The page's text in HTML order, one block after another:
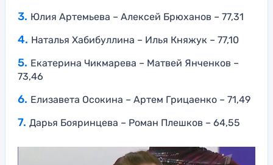
Юлия Артемьева – Алексей Брюханов – 77,31
Наталья Хабибуллина – Илья Княжук – 77,10
Екатерина Чикмарева – Матвей Янченков –
73,46
Елизавета Осокина – Артем Грицаенко – 71,49
Дарья Бояринцева – Роман Плешков – 64,55